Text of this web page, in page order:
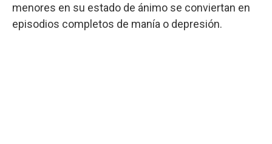
menores en su estado de ánimo se conviertan en
episodios completos de manía o depresión.